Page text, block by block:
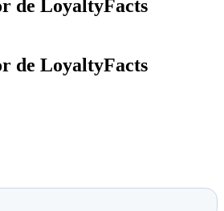
de LoyaltyFacts
de LoyaltyFacts